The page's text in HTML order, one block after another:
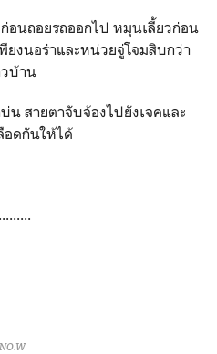
อนถอยรถออกไป หมุนเลี้ยวก่อน
งนอร่าและหน่วยจู่โจมสิบกว่า
บ้าน
น สายตาจับจ้องไปยังเจคและ
อดกันให้ได้
NO.W